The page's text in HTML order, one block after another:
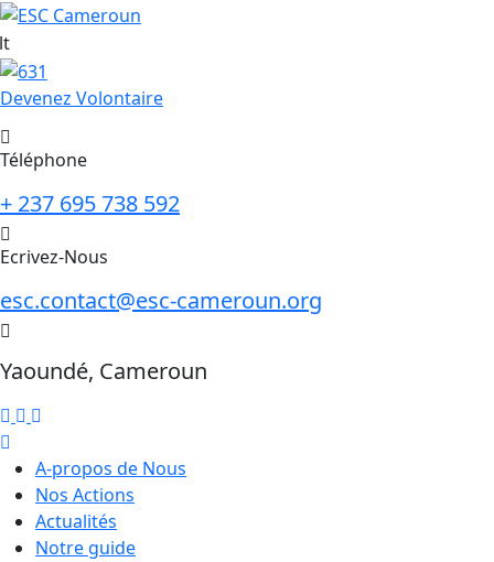
Skip
to
content
Devenez Volontaire
Téléphone
+ 237 695 738 592
Ecrivez-Nous
esc.contact@esc-cameroun.org
Yaoundé, Cameroun
A-propos de Nous
Nos Actions
Actualités
Notre guide